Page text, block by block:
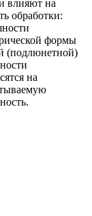
влияют на
обработки:
формы
(подлюнетной)
на